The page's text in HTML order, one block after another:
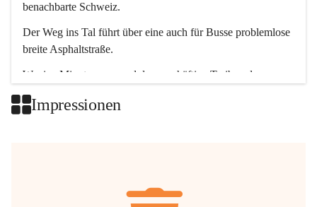
benachbarte Schweiz.
Der Weg ins Tal führt über eine auch für Busse problemlose
breite Asphaltstraße.
Wenige Minuten nur, und das geschäftige Treiben der
Impressionen